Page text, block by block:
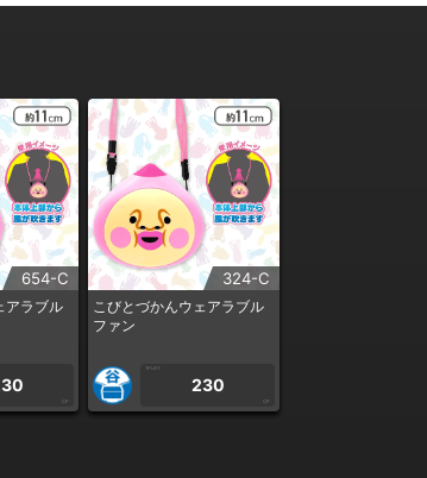
654-C
アラブル
CP
324-C
こびとづかんウェアラブル
ファン
1PLAY
230
CP